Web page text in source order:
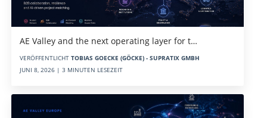
AE Valley and the next operating layer for t…
VERÖFFENTLICHT TOBIAS GOECKE (GÖCKE) - SUPRATIX GMBH
JUNI 8, 2026 | 3 MINUTEN LESEZEIT